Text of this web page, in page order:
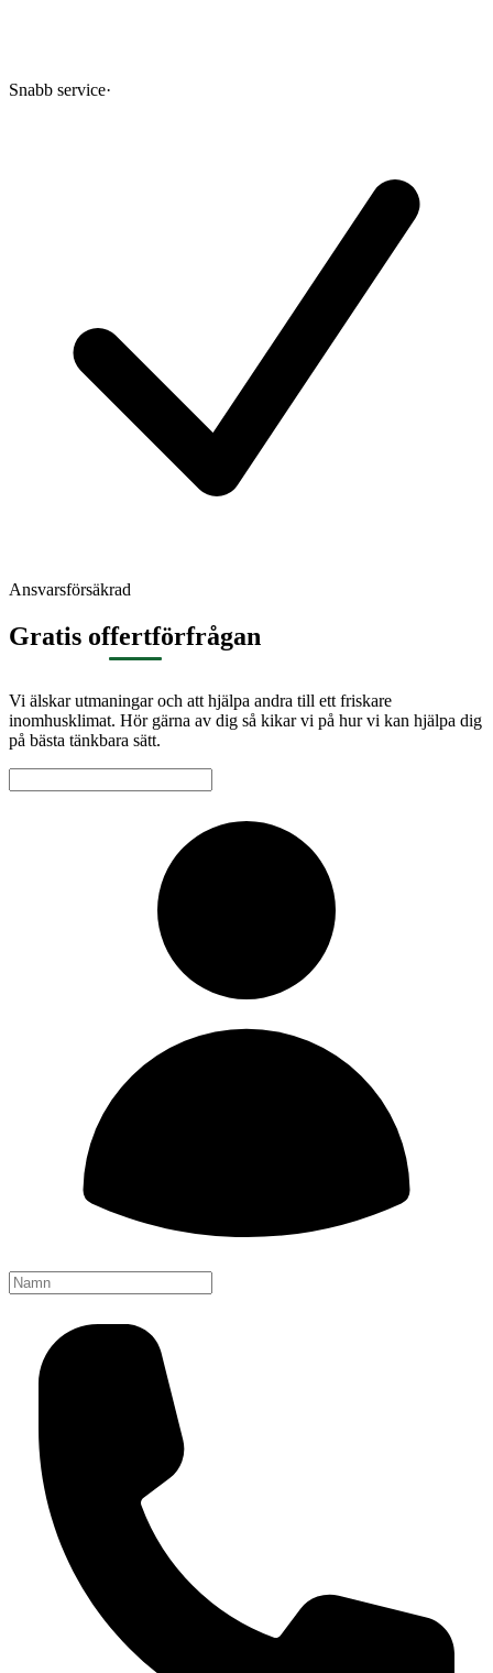
Snabb service·
Ansvarsförsäkrad
Gratis offertförfrågan
Vi älskar utmaningar och att hjälpa andra till ett friskare
inomhusklimat. Hör gärna av dig så kikar vi på hur vi kan hjälpa dig
på bästa tänkbara sätt.